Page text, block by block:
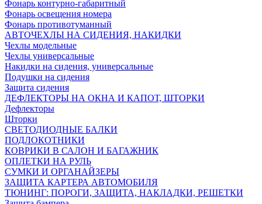
Фонарь контурно-габаритный
Фонарь освещения номера
Фонарь противотуманный
АВТОЧЕХЛЫ НА СИДЕНИЯ, НАКИДКИ
Чехлы модельные
Чехлы универсальные
Накидки на сидения, универсальные
Подушки на сидения
Защита сидения
ДЕФЛЕКТОРЫ НА ОКНА И КАПОТ, ШТОРКИ
Дефлекторы
Шторки
СВЕТОДИОДНЫЕ БАЛКИ
ПОДЛОКОТНИКИ
КОВРИКИ В САЛОН И БАГАЖНИК
ОПЛЕТКИ НА РУЛЬ
СУМКИ И ОРГАНАЙЗЕРЫ
ЗАЩИТА КАРТЕРА АВТОМОБИЛЯ
ТЮНИНГ: ПОРОГИ, ЗАЩИТА, НАКЛАДКИ, РЕШЕТКИ